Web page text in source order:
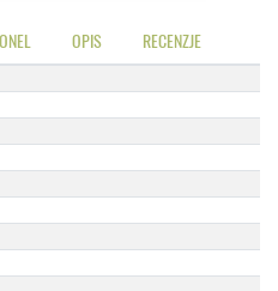
OPIS RECENZJE